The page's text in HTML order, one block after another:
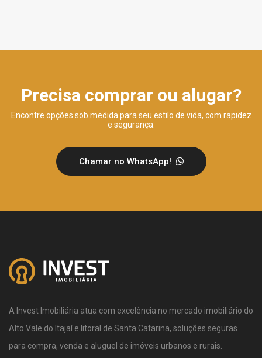
Precisa comprar ou alugar?
Encontre opções sob medida para seu estilo de vida, com rapidez
e segurança.
Chamar no WhatsApp!
A Invest Imobiliária atua com excelência no mercado imobiliário do
Alto Vale do Itajaí e litoral de Santa Catarina, soluções seguras
para compra, venda e aluguel de imóveis urbanos e rurais.